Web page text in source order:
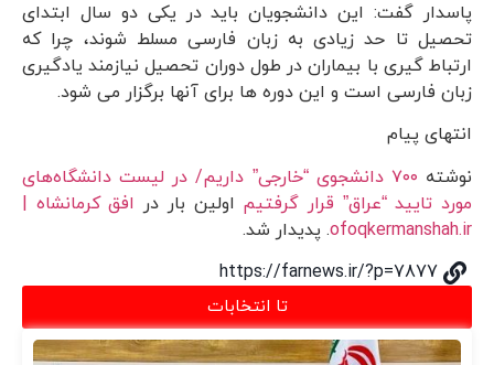
پاسدار گفت: این دانشجویان باید در یکی دو سال ابتدای
تحصیل تا حد زیادی به زبان فارسی مسلط شوند، چرا که
ارتباط گیری با بیماران در طول دوران تحصیل نیازمند یادگیری
زبان فارسی است و این دوره ها برای آنها برگزار می شود.
انتهای پیام
نوشته
۷۰۰ دانشجوی “خارجی” داریم/ در لیست دانشگاه‌های
مورد تایید “عراق” قرار گرفتیم اولین بار در افق کرمانشاه |
ofoqkermanshah.ir. پدیدار شد.
https://farnews.ir/?p=7877
تا انتخابات